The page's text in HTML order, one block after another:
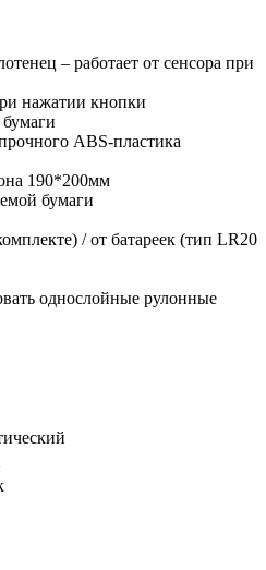
– работает от сенсора при
нажатии кнопки
ABS-пластика
190*200мм
бумаги
/ от батареек (тип LR20
однослойные рулонные